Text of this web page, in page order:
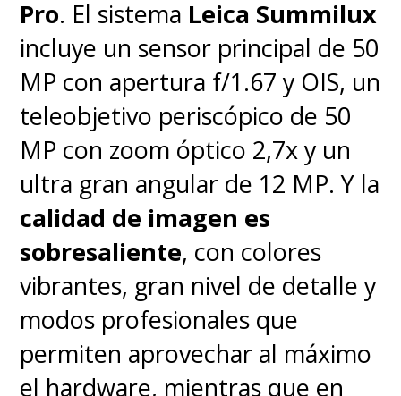
En cuanto a su autonomía, la
batería de 5.200 mAhrinde
bien y nos dio entreun día y
medio y dos días de uso
Pro. El sistema Leica Summilux
incluye un sensor principal de 50
MP con apertura f/1.67 y OIS, un
teleobjetivo periscópico de 50
MP con zoom óptico 2,7x y un
ultra gran angular de 12 MP. Y la
calidad de imagen es
sobresaliente, con colores
vibrantes, gran nivel de detalle y
modos profesionales que
permiten aprovechar al máximo
el hardware, mientras que en